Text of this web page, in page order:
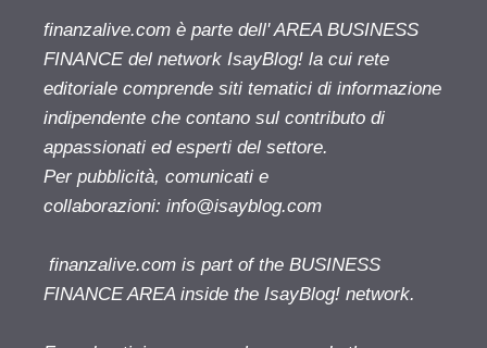
finanzalive.com è parte dell' AREA BUSINESS
FINANCE del network IsayBlog! la cui rete
editoriale comprende siti tematici di informazione
indipendente che contano sul contributo di
appassionati ed esperti del settore.
Per pubblicità, comunicati e
collaborazioni: info@isayblog.com
finanzalive.com is part of the BUSINESS
FINANCE AREA inside the IsayBlog! network.